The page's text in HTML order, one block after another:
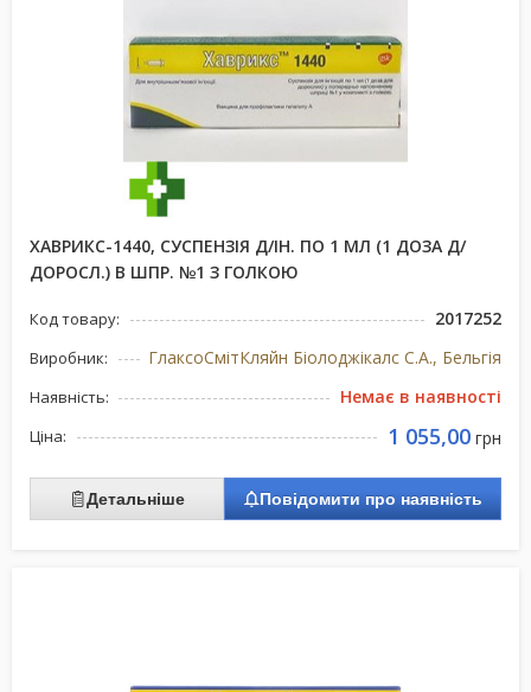
ХАВРИКС-1440, СУСПЕНЗІЯ Д/ІН. ПО 1 МЛ (1 ДОЗА Д/
ДОРОСЛ.) В ШПР. №1 З ГОЛКОЮ
Код товару: 2017252
Виробник: ГлаксоСмітКляйн Біолоджікалс С.А., Бельгія
Наявність: Немає в наявності
Ціна: 1 055,00 грн
Детальніше Повідомити про наявність